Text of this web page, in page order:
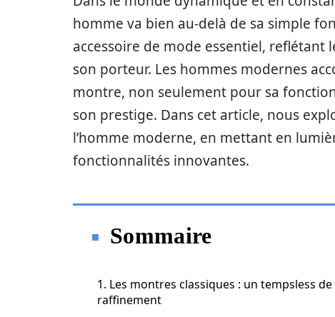
homme va bien au-delà de sa simple
accessoire de mode essentiel, reflétant
son porteur. Les hommes modernes
montre, non seulement pour sa
son prestige. Dans cet article, nous
l’homme moderne, en mettant en
fonctionnalités innovantes.
Sommaire
1. Les montres classiques : un tempsless de
raffinement